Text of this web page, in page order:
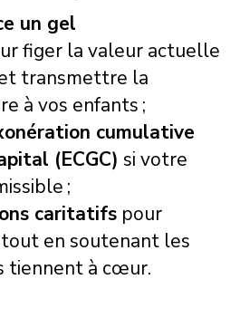
un gel
figer la valeur actuelle
transmettre la
à vos enfants ;
cumulative
(ECGC) si votre
;
caritatifs pour
en soutenant les
tiennent à cœur.